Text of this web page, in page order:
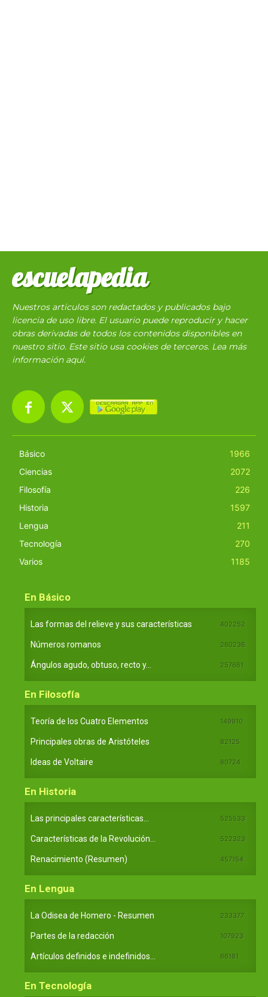
escuelapedia
Nuestros articulos son redactados y publicados bajo
licencia de uso libre. El usuario puede reproducir y hacer
obras derivadas de todos los contenidos disponibles en
nuestro sitio. Este sitio usa cookies de terceros. Lea más
información aquí.
Básico
1966
Ciencias
2072
Filosofía
226
Historia
1597
Lengua
211
Tecnología
270
Varios
1185
En Básico
Las formas del relieve y sus características 402252
Números romanos 260236
Ángulos agudo, obtuso, recto y... 257661
En Filosofía
Teoría de los Cuatro Elementos 149910
Principales obras de Aristóteles 82125
Ideas de Voltaire 80724
En Historia
Las principales características... 525533
Características de la Revolución... 522323
Renacimiento (Resumen) 457154
En Lengua
La Odisea de Homero - Resumen 233377
Partes de la redacción 107923
Artículos definidos e indefinidos... 66181
En Tecnología